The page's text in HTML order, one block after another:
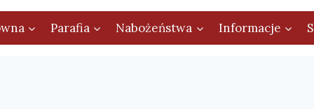
Parafia Nabożeństwa Informacje